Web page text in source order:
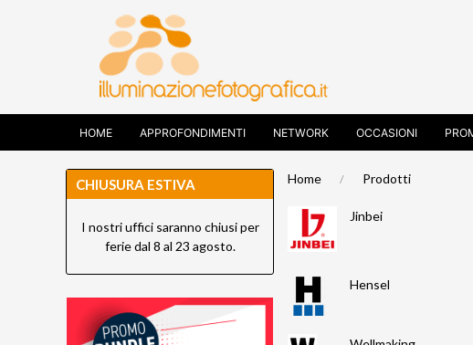
HOME APPROFONDIMENTI NETWORK OCCASIONI
Home Prodotti
Jinbei
Hensel
CHIUSURA ESTIVA
I nostri uffici saranno chiusi per
ferie dal 8 al 23 agosto.